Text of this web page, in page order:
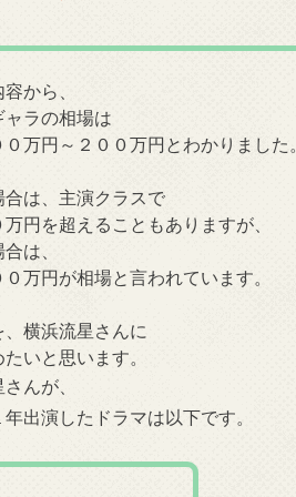
容から、
ャラの相場は
０万円～２００万円とわかりました
合は、主演クラスで
万円を超えることもありますが、
は、
０万円が相場と言われています。
横浜流星 さんに
いと思います。
さんが、
年出演したドラマは以下です。